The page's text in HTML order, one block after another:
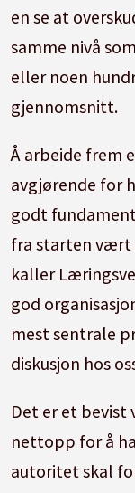
en se at
samme nivå
eller noen
gjennomsnitt.
Å arbeide frem
avgjørende for
godt
fra starten vært
kaller
god
mest sentrale
diskusjon hos
Det er et bevist
nettopp for å
autoritet skal